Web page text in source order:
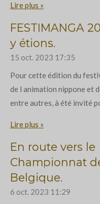
Lire plus »
FESTIMANGA
y étions.
15 oct. 2023 17:35
Pour cette édition du
de l animation nippone et
entre autres, à été invité
Lire plus »
En route vers le
Championnat
Belgique.
6 oct. 2023 11:29